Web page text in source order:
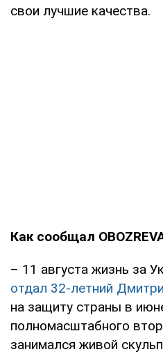
свои лучшие качества.
Как сообщал
– 11 августа жизнь за
отдал 32-летний
на защиту страны в
полномасштабного
занимался живой